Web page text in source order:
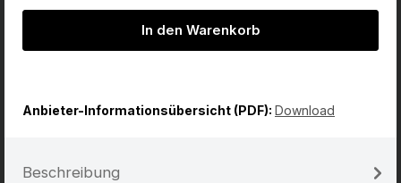
In den Warenkorb
Anbieter-Informationsübersicht (PDF): Download
Beschreibung